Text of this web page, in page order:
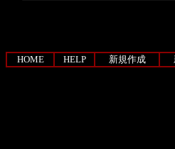
HOME HELP 新規作成